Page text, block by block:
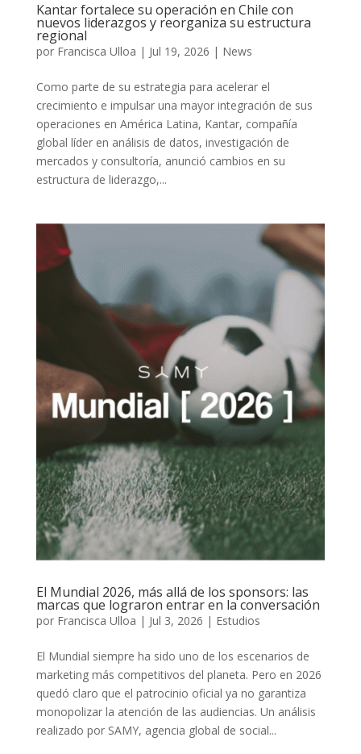
Kantar fortalece su operación en Chile con
nuevos liderazgos y reorganiza su estructura
regional
por Francisca Ulloa | Jul 19, 2026 | News
Como parte de su estrategia para acelerar el
crecimiento e impulsar una mayor integración de sus
operaciones en América Latina, Kantar, compañía
global líder en análisis de datos, investigación de
mercados y consultoría, anunció cambios en su
estructura de liderazgo,...
El Mundial 2026, más allá de los sponsors: las
marcas que lograron entrar en la conversación
por Francisca Ulloa | Jul 3, 2026 | Estudios
El Mundial siempre ha sido uno de los escenarios de
marketing más competitivos del planeta. Pero en 2026
quedó claro que el patrocinio oficial ya no garantiza
monopolizar la atención de las audiencias. Un análisis
realizado por SAMY, agencia global de social...